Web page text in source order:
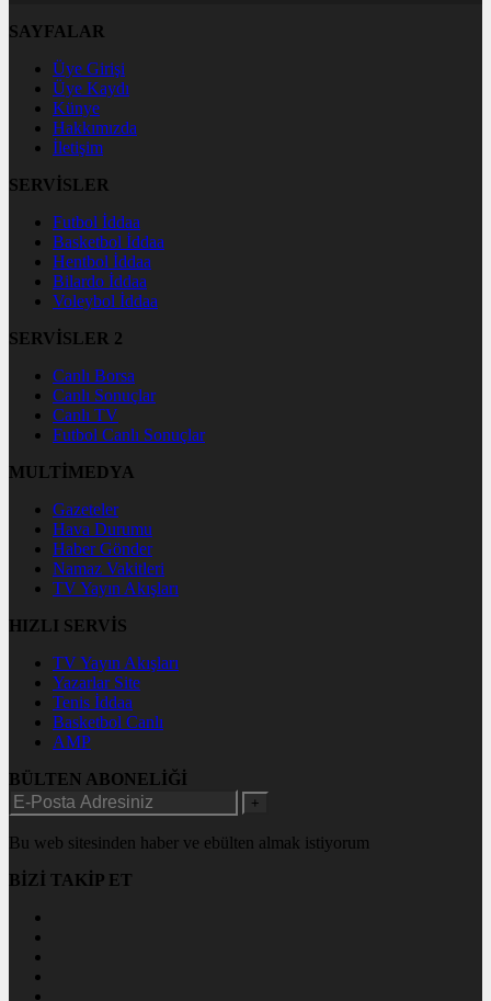
SAYFALAR
Üye Girişi
Üye Kaydı
Künye
Hakkımızda
İletişim
SERVİSLER
Futbol İddaa
Basketbol İddaa
Hentbol İddaa
Bilardo İddaa
Voleybol İddaa
SERVİSLER 2
Canlı Borsa
Canlı Sonuçlar
Canlı TV
Futbol Canlı Sonuçlar
MULTİMEDYA
Gazeteler
Hava Durumu
Haber Gönder
Namaz Vakitleri
TV Yayın Akışları
HIZLI SERVİS
TV Yayın Akışları
Yazarlar Site
Tenis İddaa
Basketbol Canlı
AMP
BÜLTEN ABONELİĞİ
+
Bu web sitesinden haber ve ebülten almak istiyorum
BİZİ TAKİP ET